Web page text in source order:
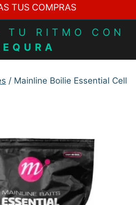
TUS COMPRAS
TU RITMO CON
/ Mainline Boilie Essential Cell